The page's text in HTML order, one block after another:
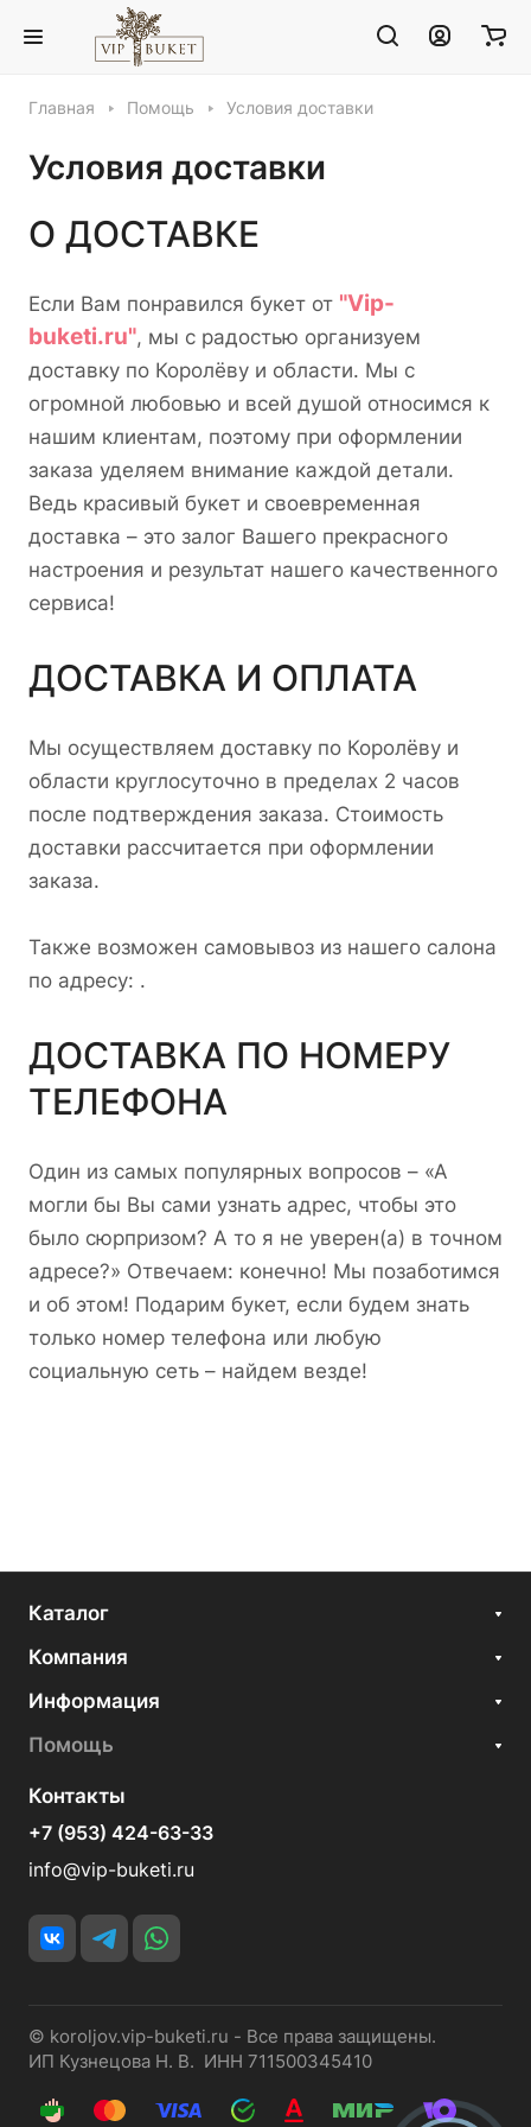
Главная Помощь Условия доставки
Условия доставки
О ДОСТАВКЕ
Если Вам понравился букет от "Vip-
buketi.ru", мы с радостью организуем
доставку по Королёву и области. Мы с
огромной любовью и всей душой относимся к
нашим клиентам, поэтому при оформлении
заказа уделяем внимание каждой детали.
Ведь красивый букет и своевременная
доставка – это залог Вашего прекрасного
настроения и результат нашего качественного
сервиса!
ДОСТАВКА И ОПЛАТА
Мы осуществляем доставку по Королёву и
области круглосуточно в пределах 2 часов
после подтверждения заказа. Стоимость
доставки рассчитается при оформлении
заказа.
Также возможен самовывоз из нашего салона
по адресу: .
ДОСТАВКА ПО НОМЕРУ
ТЕЛЕФОНА
Один из самых популярных вопросов – «А
могли бы Вы сами узнать адрес, чтобы это
было сюрпризом? А то я не уверен(а) в точном
адресе?» Отвечаем: конечно! Мы позаботимся
и об этом! Подарим букет, если будем знать
только номер телефона или любую
социальную сеть – найдем везде!
Каталог
Компания
Информация
Помощь
Контакты
+7 (953) 424-63-33
info@vip-buketi.ru
© koroljov.vip-buketi.ru - Все права защищены.
ИП Кузнецова Н. В. ИНН 711500345410